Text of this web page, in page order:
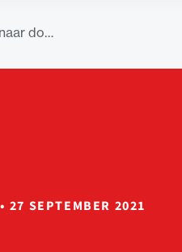
do…
• 27 SEPTEMBER 2021